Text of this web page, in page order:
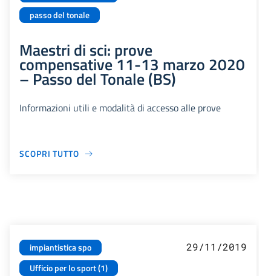
passo del tonale
Maestri di sci: prove
compensative 11-13 marzo 2020
– Passo del Tonale (BS)
Informazioni utili e modalità di accesso alle prove
SCOPRI TUTTO
impiantistica spo
Ufficio per lo sport (1)
29/11/2019